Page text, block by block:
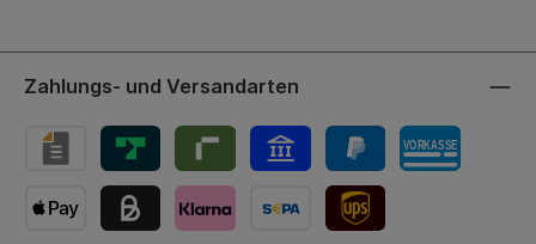
Zahlungs- und Versandarten